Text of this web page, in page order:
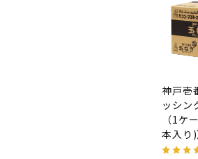
神戸壱
ッシン
（1
本入り)